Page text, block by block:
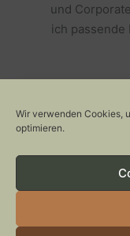
Wir verwenden Cookies,
optimieren.
und
ich passende
Copyright ©